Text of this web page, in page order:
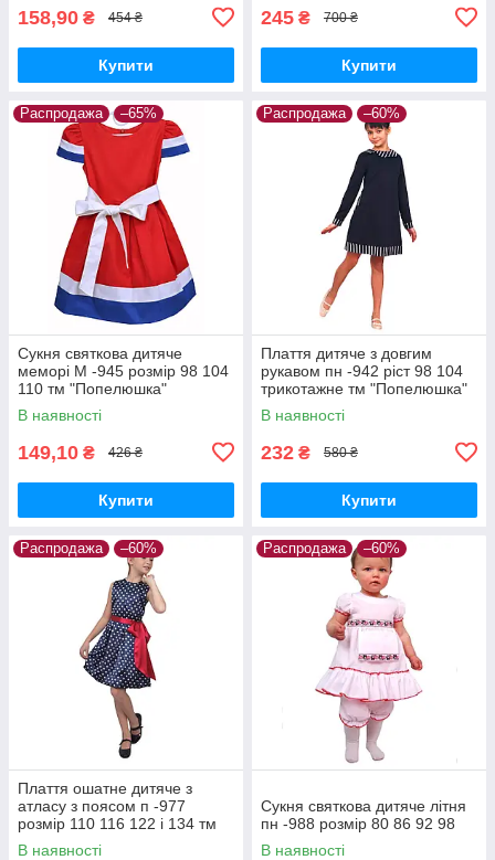
158,90 ₴ 454 ₴
Купити
245 ₴ 700 ₴
Купити
Распродажа –65%
Сукня святкова дитяче
меморі М -945 розмір 98 104
110 тм "Попелюшка"
В наявності
149,10 ₴ 426 ₴
Купити
Распродажа –60%
Плаття дитяче з довгим
рукавом пн -942 ріст 98 104
трикотажне тм "Попелюшка"
В наявності
232 ₴ 580 ₴
Купити
Распродажа –60%
Плаття ошатне дитяче з
атласу з поясом п -977
розмір 110 116 122 і 134 тм
"Попелюшка"
В наявності
Распродажа –60%
Сукня святкова дитяче літня
пн -988 розмір 80 86 92 98
В наявності